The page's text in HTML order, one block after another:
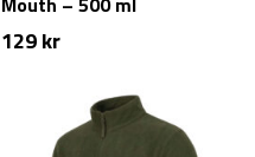
129kr